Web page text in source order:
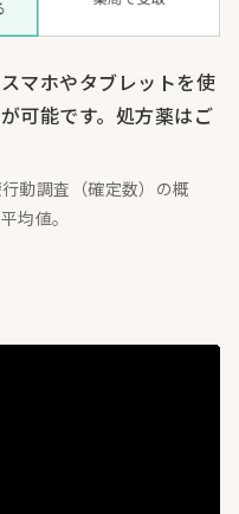
マホやタブレットを使
可能です。処方薬はご
動調査（確定数）の概
均値。